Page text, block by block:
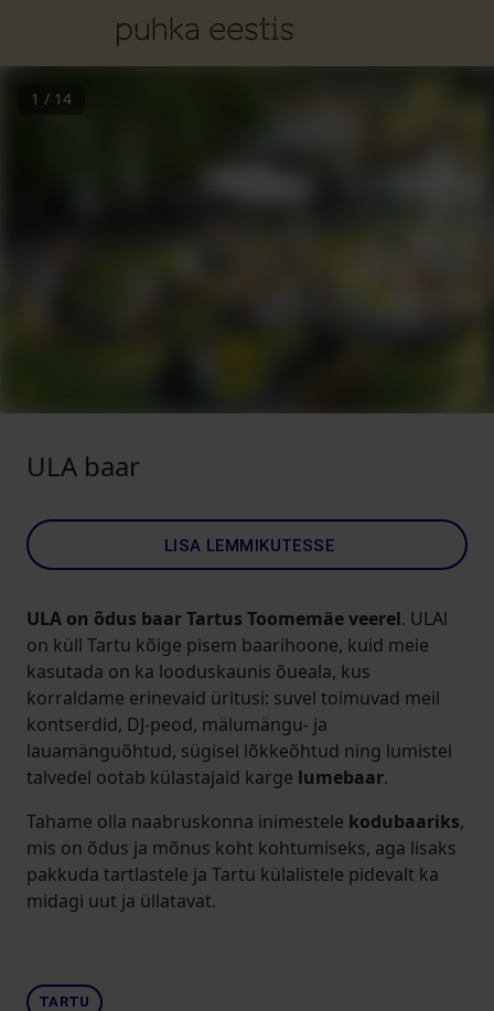
1 / 14
ULA baar
LISA LEMMIKUTESSE
ULA on õdus baar Tartus Toomemäe veerel. ULAl
on küll Tartu kõige pisem baarihoone, kuid meie
kasutada on ka looduskaunis õueala, kus
korraldame erinevaid üritusi: suvel toimuvad meil
kontserdid, DJ-peod, mälumängu- ja
lauamänguõhtud, sügisel lõkkeõhtud ning lumistel
talvedel ootab külastajaid karge lumebaar.
Tahame olla naabruskonna inimestele kodubaariks,
mis on õdus ja mõnus koht kohtumiseks, aga lisaks
pakkuda tartlastele ja Tartu külalistele pidevalt ka
midagi uut ja üllatavat.
TARTU